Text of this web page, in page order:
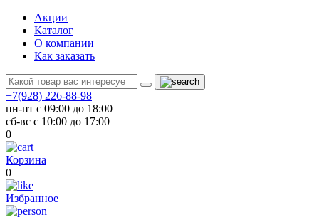
Акции
Каталог
О компании
Как заказать
+7(928) 226-88-98
пн-пт с 09:00 до 18:00
сб-вс с 10:00 до 17:00
0
Корзина
0
Избранное